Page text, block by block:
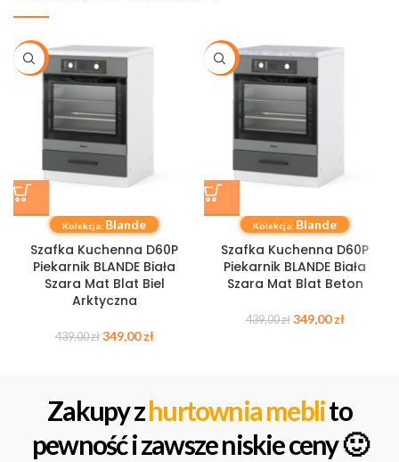
-21%
Kolekcja: Blande
Szafka Kuchenna D60P
Piekarnik BLANDE Biała
Szara Mat Blat Biel
Arktyczna
439,00zł 349,00zł
-21%
Kolekcja: Blande
Szafka Kuchenna D60P
Piekarnik BLANDE Biała
Szara Mat Blat Beton
439,00zł 349,00zł
Zakupy zhurtownia meblito
pewność i zawsze niskie ceny 🙂